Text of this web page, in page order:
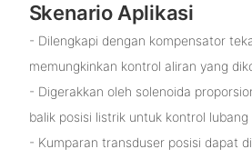
Skenario Aplikasi
- Dilengkapi dengan kompensator
memungkinkan kontrol aliran yang
- Digerakkan oleh solenoida
balik posisi listrik untuk kontrol lubang
- Kumparan transduser posisi dapat